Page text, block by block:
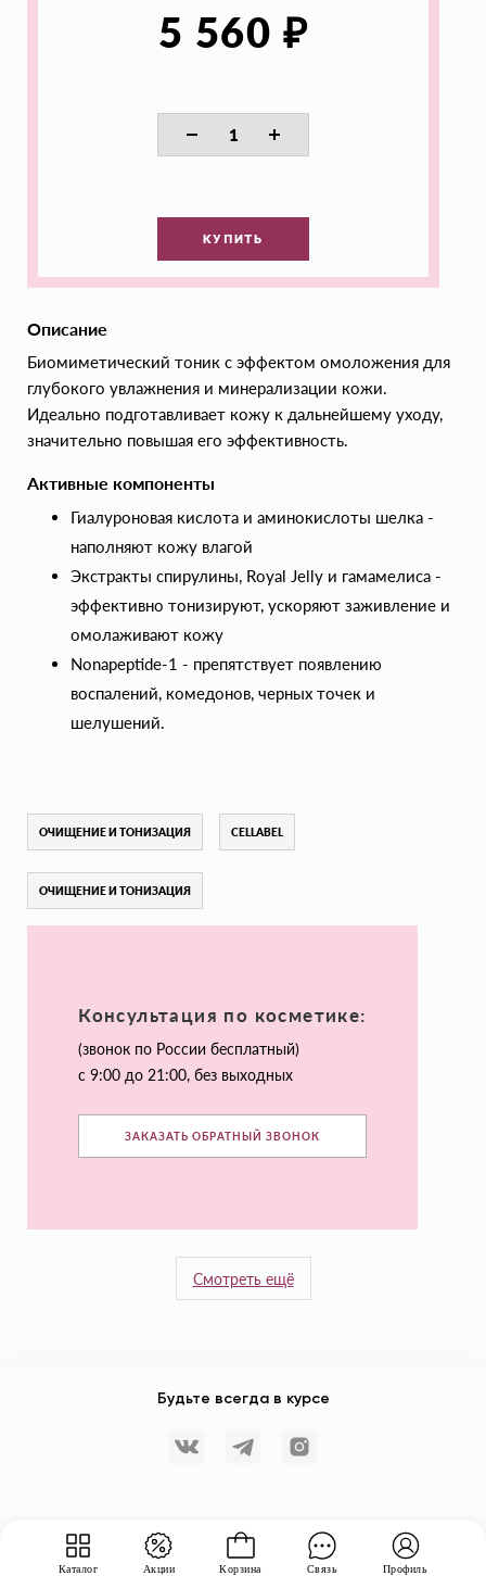
Каталог Акции Корзина Связь Профиль
5 560 ₽
КУПИТЬ
Описание
Биомиметический тоник с эффектом омоложения для
глубокого увлажнения и минерализации кожи.
Идеально подготавливает кожу к дальнейшему уходу,
значительно повышая его эффективность.
Активные компоненты
Гиалуроновая кислота и аминокислоты шелка -
наполняют кожу влагой
Экстракты спирулины, Royal Jelly и гамамелиса -
эффективно тонизируют, ускоряют заживление и
омолаживают кожу
Nonapeptide-1 - препятствует появлению
воспалений, комедонов, черных точек и
шелушений.
ОЧИЩЕНИЕ И ТОНИЗАЦИЯ CELLABEL
ОЧИЩЕНИЕ И ТОНИЗАЦИЯ
Консультация по косметике:
(звонок по России бесплатный)
с 9:00 до 21:00, без выходных
ЗАКАЗАТЬ ОБРАТНЫЙ ЗВОНОК
Смотреть ещё
Будьте всегда в курсе